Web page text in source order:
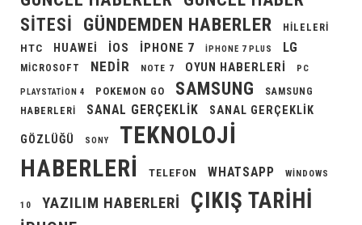
SITESI
GÜNDEMDEN HABERLER
HILELERI
HTC
HUAWEI IOS IPHONE 7 IPHONE 7 PLUS LG
MICROSOFT NEDIR NOTE 7 OYUN HABERLERI PC
PLAYSTATION 4 POKEMON GO SAMSUNG
SAMSUNG
HABERLERI
SANAL GERÇEKLIK SANAL GERÇEKLIK
GÖZLÜĞÜ SONY
TEKNOLOJI
HABERLERI
TELEFON WHATSAPP WINDOWS
10 YAZILIM HABERLERI ÇIKIŞ TARIHI